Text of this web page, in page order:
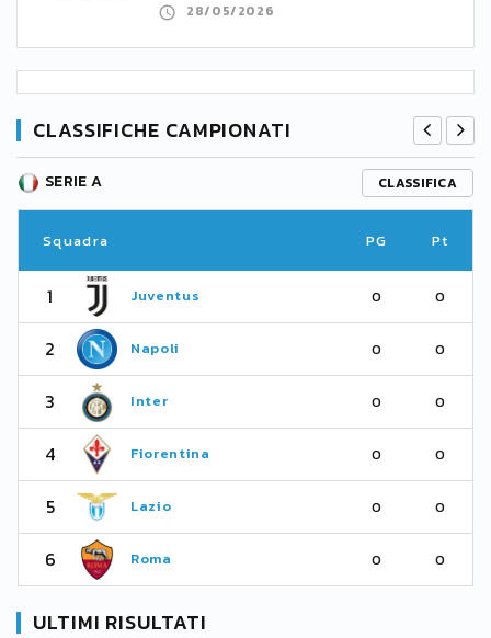
28/05/2026
CLASSIFICHE CAMPIONATI
SERIE A CLASSIFICA
Squadra PG Pt
1 Juventus 0 0
2 Napoli 0 0
3 Inter 0 0
4 Fiorentina 0 0
5 Lazio 0 0
6 Roma 0 0
ULTIMI RISULTATI